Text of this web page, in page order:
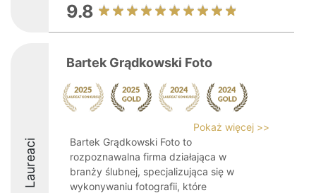
9.8
Laureaci
Bartek Grądkowski Foto
Pokaż więcej >>
Bartek Grądkowski Foto to
rozpoznawalna firma działająca w
branży ślubnej, specjalizująca się w
wykonywaniu fotografii, które